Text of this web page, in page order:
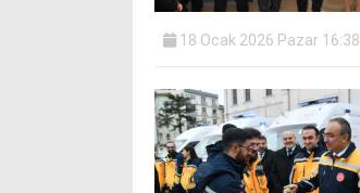
18 Ocak 2026 Pazar 16:38